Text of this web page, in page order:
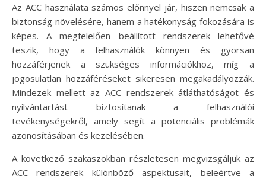
Az ACC használata számos előnnyel jár, hiszen nemcsak a
biztonság növelésére, hanem a hatékonyság fokozására is
képes. A megfelelően beállított rendszerek lehetővé
teszik, hogy a felhasználók könnyen és gyorsan
hozzáférjenek a szükséges információkhoz, míg a
jogosulatlan hozzáféréseket sikeresen megakadályozzák.
Mindezek mellett az ACC rendszerek átláthatóságot és
nyilvántartást biztosítanak a felhasználói
tevékenységekről, amely segít a potenciális problémák
azonosításában és kezelésében.
A következő szakaszokban részletesen megvizsgáljuk az
ACC rendszerek különböző aspektusait, beleértve a